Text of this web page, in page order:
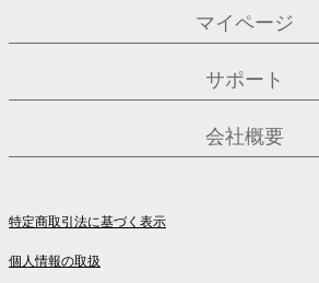
マイページ
サポート
会社概要
特定商取引法に基づく表示
個人情報の取扱